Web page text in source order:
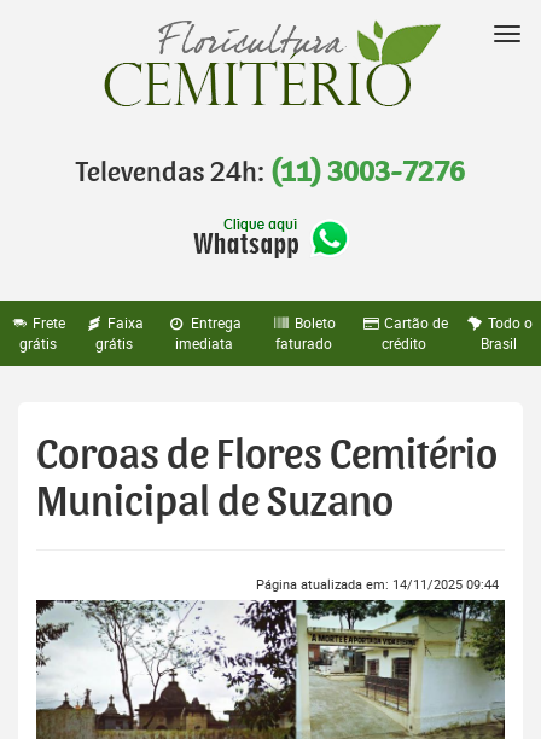
Televendas 24h: (11) 3003-7276
Frete
grátis
Faixa
grátis
Entrega
imediata
Boleto
faturado
Cartão de
crédito
Todo o
Brasil
Coroas de Flores Cemitério
Municipal de Suzano
Página atualizada em: 14/11/2025 09:44